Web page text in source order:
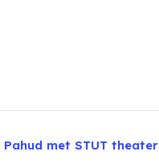
met STUT theater